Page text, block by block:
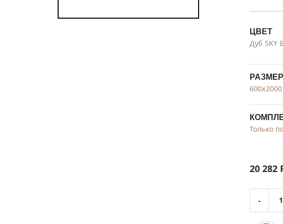
ЦВЕТ
Дуб SKY
600x2000
Только
20 282
- 1